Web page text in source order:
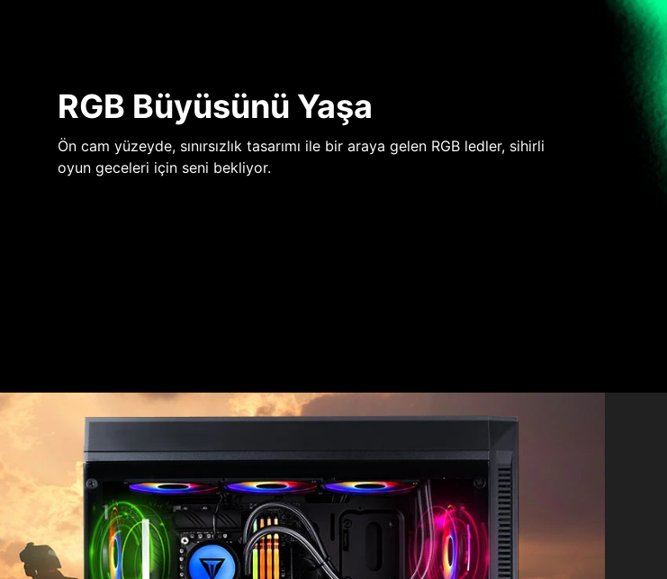
RGB Büyüsünü Yaşa
Ön cam yüzeyde, sınırsızlık tasarımı ile bir araya gelen RGB ledler, sihirli
oyun geceleri için seni bekliyor.